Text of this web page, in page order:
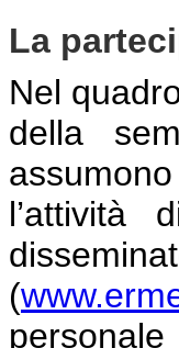
La
Nel
della
(